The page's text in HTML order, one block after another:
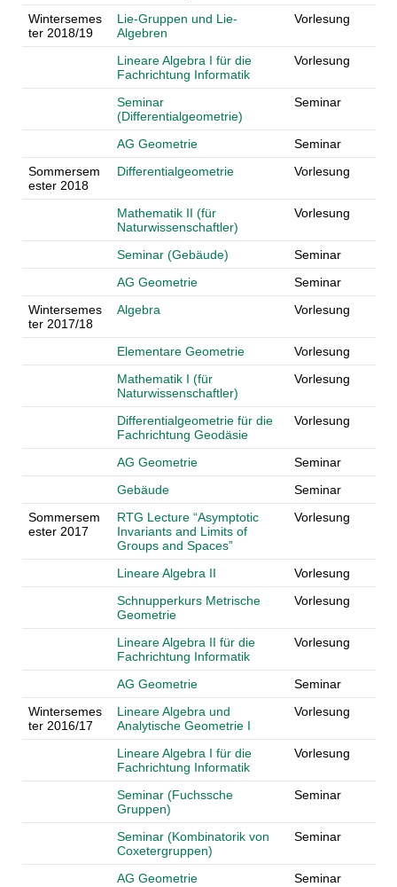
Wintersemes
ter 2018/19
Lie-Gruppen und Lie-
Algebren
Vorlesung
Lineare Algebra I für die
Fachrichtung Informatik
Vorlesung
Seminar
(Differentialgeometrie)
Seminar
AG Geometrie
Seminar
Sommersem
ester 2018
Differentialgeometrie Vorlesung
Mathematik II (für
Naturwissenschaftler)
Vorlesung
Seminar (Gebäude)
Seminar
AG Geometrie
Seminar
Wintersemes
ter 2017/18
Algebra Vorlesung
Elementare Geometrie
Vorlesung
Mathematik I (für
Naturwissenschaftler)
Vorlesung
Differentialgeometrie für die
Fachrichtung Geodäsie
Vorlesung
AG Geometrie
Seminar
Gebäude
Seminar
Sommersem
ester 2017
RTG Lecture “Asymptotic
Invariants and Limits of
Groups and Spaces”
Vorlesung
Lineare Algebra II
Vorlesung
Schnupperkurs Metrische
Geometrie
Vorlesung
Lineare Algebra II für die
Fachrichtung Informatik
Vorlesung
AG Geometrie
Seminar
Wintersemes
ter 2016/17
Lineare Algebra und
Analytische Geometrie I
Vorlesung
Lineare Algebra I für die
Fachrichtung Informatik
Vorlesung
Seminar (Fuchssche
Gruppen)
Seminar
Seminar (Kombinatorik von
Coxetergruppen)
Seminar
AG Geometrie
Seminar